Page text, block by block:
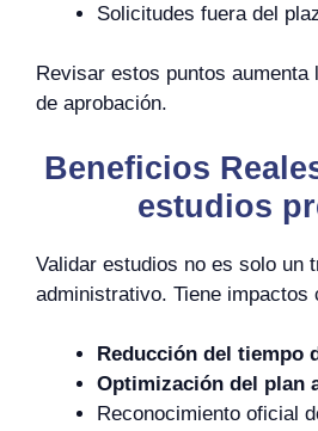
Solicitudes fuera del
Revisar estos puntos aumenta
de aprobación.
Beneficios
estudios
Validar estudios no es solo un
administrativo. Tiene impactos
Reducción del tiempo
Optimización del plan
Reconocimiento oficial